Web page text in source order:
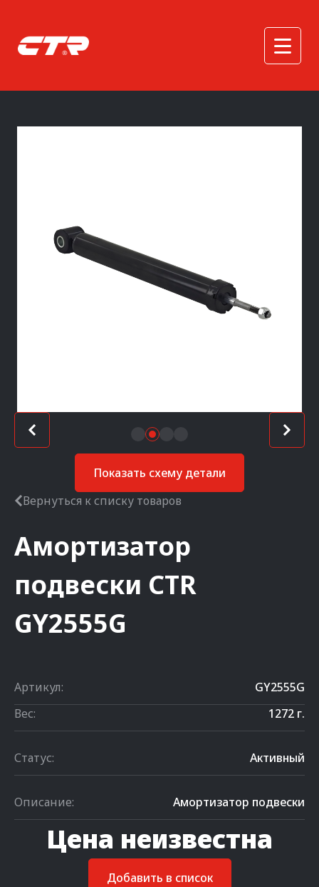
Показать схему детали
Вернуться к списку товаров
Амортизатор
подвески CTR
GY2555G
Артикул:
GY2555G
Вес:
1272 г.
Статус: Активный
Описание: Амортизатор подвески
Цена неизвестна
Добавить в список